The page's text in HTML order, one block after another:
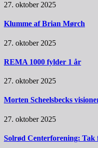
27. oktober 2025
Klumme af Brian Mørch
27. oktober 2025
REMA 1000 fylder 1 år
27. oktober 2025
Morten Scheelsbecks
27. oktober 2025
Solrød Centerforening: Tak